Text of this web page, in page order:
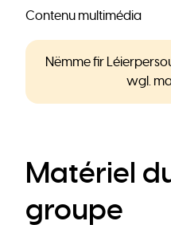
Contenu multimédia
Nëmme fir
wgl.
Matériel
groupe